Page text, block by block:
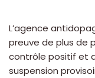
L’agence
preuve de plus de
contrôle positif et
suspension